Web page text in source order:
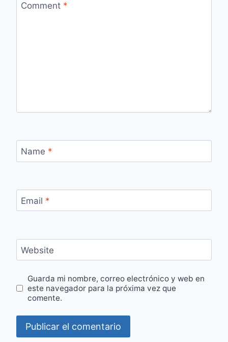
Comment *
Name *
Email *
Website
Guarda mi nombre, correo electrónico y web en
este navegador para la próxima vez que
comente.